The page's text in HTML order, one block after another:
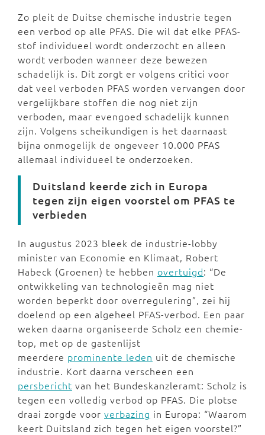
Zo pleit de Duitse chemische industrie tegen
een verbod op alle PFAS. Die wil dat elke PFAS-
stof individueel wordt onderzocht en alleen
wordt verboden wanneer deze bewezen
schadelijk is. Dit zorgt er volgens critici voor
dat veel verboden PFAS worden vervangen door
vergelijkbare stoffen die nog niet zijn
verboden, maar evengoed schadelijk kunnen
zijn. Volgens scheikundigen is het daarnaast
bijna onmogelijk de ongeveer 10.000 PFAS
allemaal individueel te onderzoeken.
Duitsland keerde zich in Europa
tegen zijn eigen voorstel om PFAS te
verbieden
In augustus 2023 bleek de industrie-lobby
minister van Economie en Klimaat, Robert
Habeck (Groenen) te hebben overtuigd: “De
ontwikkeling van technologieën mag niet
worden beperkt door overregulering”, zei hij
doelend op een algeheel PFAS-verbod. Een paar
weken daarna organiseerde Scholz een chemie-
top, met op de gastenlijst
meerdere prominente leden uit de chemische
industrie. Kort daarna verscheen een
persbericht van het Bundeskanzleramt: Scholz is
tegen een volledig verbod op PFAS. Die plotse
draai zorgde voor verbazing in Europa: “Waarom
keert Duitsland zich tegen het eigen voorstel?”